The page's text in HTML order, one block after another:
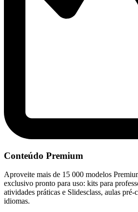
Conteúdo Premium
Aproveite mais de 15 000 modelos
exclusivo pronto para uso: kits para
atividades práticas e Slidesclass, aulas
idiomas.